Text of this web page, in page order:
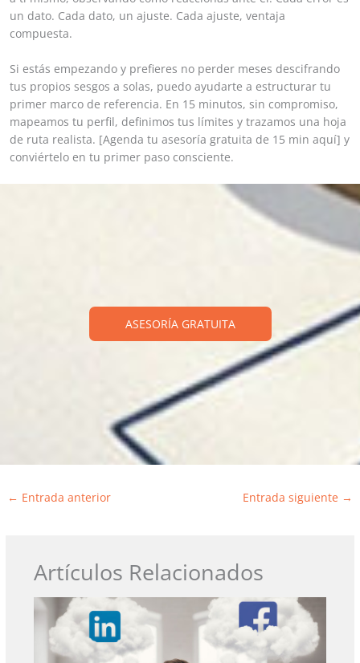
un dato. Cada dato, un ajuste. Cada ajuste, ventaja
compuesta.
Si estás empezando y prefieres no perder meses descifrando
tus propios sesgos a solas, puedo ayudarte a estructurar tu
primer marco de referencia. En 15 minutos, sin compromiso,
mapeamos tu perfil, definimos tus límites y trazamos una hoja
de ruta realista. [Agenda tu asesoría gratuita de 15 min aquí] y
conviértelo en tu primer paso consciente.
ASESORÍA GRATUITA
← Entrada anterior Entrada siguiente →
Artículos Relacionados